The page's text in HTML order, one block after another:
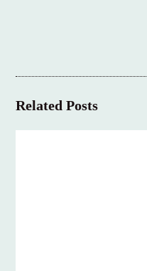
Related Posts